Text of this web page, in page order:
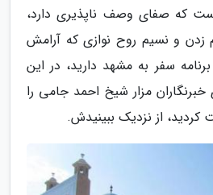
که صفای وصف ناپذیری دارد،
زدن و نسیم روح نوازی که آرامش
سفر به مشهد دارید، در این
مزار شیخ احمد جامی را
از نزدیک ببینیدش.